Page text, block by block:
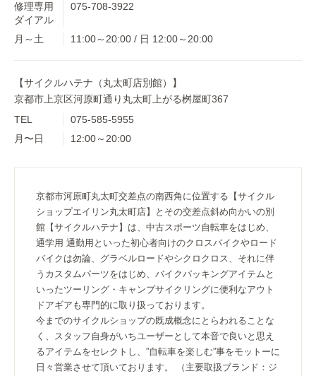
修理専用
ダイアル
075-708-3922
月～土 11:00～20:00 / 日 12:00～20:00
【サイクルハテナ（丸太町店別館）】
京都市上京区河原町通り丸太町上がる桝屋町367
TEL
075-585-5955
月〜日
12:00～20:00
京都市河原町丸太町交差点の南西角に位置する【サイクル
ショップエイリン丸太町店】とその交差点斜め向かいの別
館【サイクルハテナ】は、中古スポーツ自転車をはじめ、
通学用 通勤用といった初心者向けのクロスバイクやロード
バイクは勿論、グラベルロードやシクロクロス、それに伴
うカスタムパーツをはじめ、バイクパッキングアイテムと
いったツーリング・キャンプサイクリングに便利なアウト
ドアギアも専門的に取り扱っております。
今までのサイクルショップの既成概念にとらわれることな
く、スタッフ自身がいちユーザーとして本音で良いと思え
るアイテムをセレクトし、”自転車を楽しむ”事をモットーに
日々営業させて頂いております。 （主要取扱ブランド：ジ